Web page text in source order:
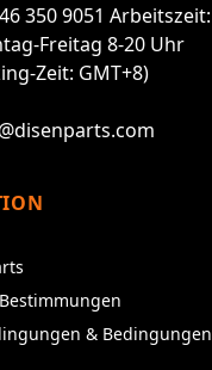
350 9051 Arbeitszeit:
Freitag 8-20 Uhr
Zeit: GMT+8)
& Bedingungen